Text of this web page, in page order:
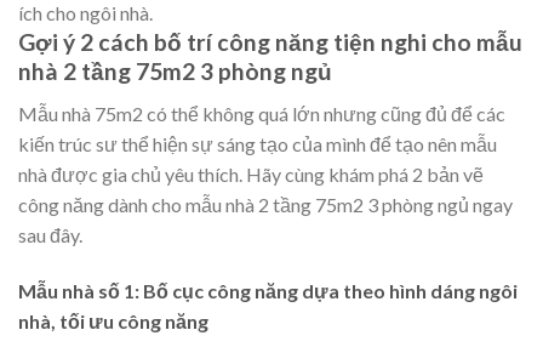
ích cho ngôi nhà.
Gợi ý 2 cách bố trí công năng tiện nghi cho mẫu
nhà 2 tầng 75m2 3 phòng ngủ
Mẫu nhà 75m2 có thể không quá lớn nhưng cũng đủ để các
kiến trúc sư thể hiện sự sáng tạo của mình để tạo nên mẫu
nhà được gia chủ yêu thích. Hãy cùng khám phá 2 bản vẽ
công năng dành cho mẫu nhà 2 tầng 75m2 3 phòng ngủ ngay
sau đây.
Mẫu nhà số 1: Bố cục công năng dựa theo hình dáng ngôi
nhà, tối ưu công năng